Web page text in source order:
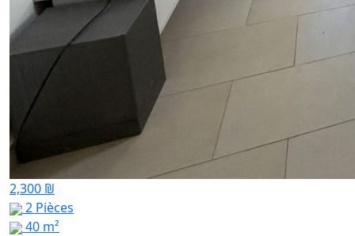
2,300 ₪
2 Pièces
40 m²